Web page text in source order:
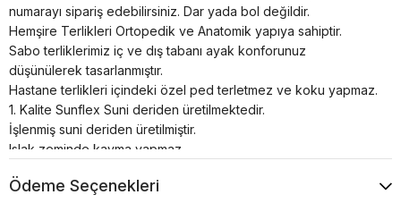
numarayı sipariş edebilirsiniz. Dar yada bol değildir.
Hemşire Terlikleri Ortopedik ve Anatomik yapıya sahiptir.
Sabo terliklerimiz iç ve dış tabanı ayak konforunuz
düşünülerek tasarlanmıştır.
Hastane terlikleri içindeki özel ped terletmez ve koku yapmaz.
1. Kalite Sunflex Suni deriden üretilmektedir.
İşlenmiş suni deriden üretilmiştir.
Islak zeminde kayma yapmaz.
malzemelerden el işçiliği ile özel üretilmiştir.
Ödeme Seçenekleri